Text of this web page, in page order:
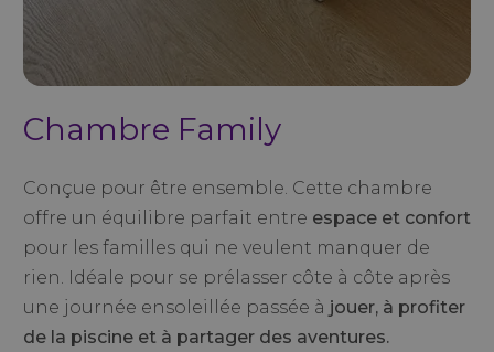
Chambre Family
Conçue pour être ensemble. Cette chambre
offre un équilibre parfait entre espace et confort
pour les familles qui ne veulent manquer de
rien. Idéale pour se prélasser côte à côte après
une journée ensoleillée passée à jouer, à profiter
de la piscine et à partager des aventures.